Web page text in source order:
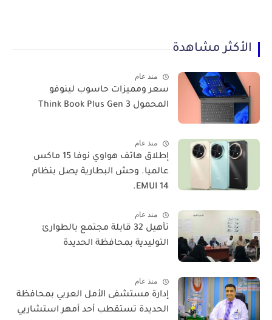
الأكثر مشاهدة
منذ عام
سعر ومميزات حاسوب لينوفو
المحمول Think Book Plus Gen 3
منذ عام
​إطلاق هاتف هواوي نوفا 15 ماكس
عالميا. وحش البطارية يصل بنظام
EMUI 14.
منذ عام
تأهيل 32 قابلة مجتمع بالطوارئ
التوليدية بمحافظة الحديدة
منذ عام
إدارة مستشفى الأمل العربي بمحافظة
الحديدة تستقطب أحد أمهر استشاريي